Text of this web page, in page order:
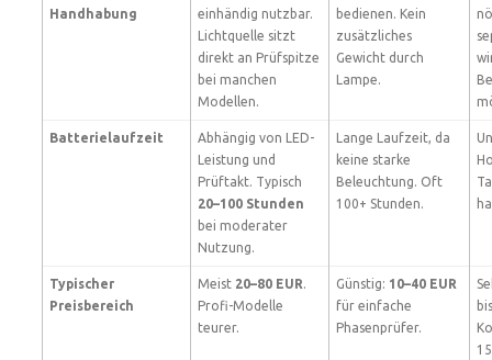
Handhabung
einhändig nutzbar.
Lichtquelle sitzt
direkt an Prüfspitze
bei manchen
Modellen.
bedienen. Kein
zusätzliches
Gewicht durch
Lampe.
Batterielaufzeit
Abhängig von LED-
Leistung und
Prüftakt. Typisch
20–100 Stunden
bei moderater
Nutzung.
Lange Laufzeit, da
keine starke
Beleuchtung. Oft
100+ Stunden.
Typischer
Preisbereich
Meist 20–80 EUR.
Profi-Modelle
teurer.
Günstig: 10–40 EUR
für einfache
Phasenprüfer.